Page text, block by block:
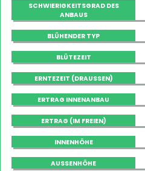
SCHWIERIGKEITSGRAD DES
ANBAUS
BLÜHENDER TYP
BLÜTEZEIT
ERNTEZEIT (DRAUSSEN)
ERTRAG INNENANBAU
ERTRAG (IM FREIEN)
INNENHÖHE
AUSSENHÖHE